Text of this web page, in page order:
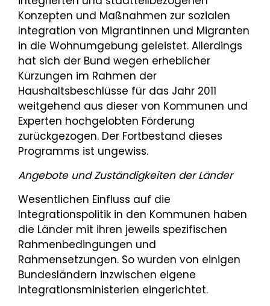
Konzepten und Maßnahmen zur sozialen
Integration von Migrantinnen und Migranten
in die Wohnumgebung geleistet. Allerdings
hat sich der Bund wegen erheblicher
Kürzungen im Rahmen der
Haushaltsbeschlüsse für das Jahr 2011
weitgehend aus dieser von Kommunen und
Experten hochgelobten Förderung
zurückgezogen. Der Fortbestand dieses
Programms ist ungewiss.
Angebote und Zuständigkeiten der Länder
Wesentlichen Einfluss auf die
Integrationspolitik in den Kommunen haben
die Länder mit ihren jeweils spezifischen
Rahmenbedingungen und
Rahmensetzungen. So wurden von einigen
Bundesländern inzwischen eigene
Integrationsministerien eingerichtet.